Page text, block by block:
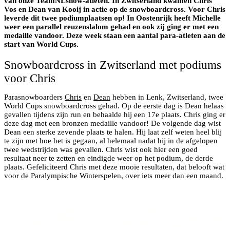
Vos en Dean van Kooij in actie op de snowboardcross. Voor Chris
leverde dit twee podiumplaatsen op! In Oostenrijk heeft Michelle
weer een parallel reuzenslalom gehad en ook zij ging er met een
medaille vandoor. Deze week staan een aantal para-atleten aan de
start van World Cups.
Snowboardcross in Zwitserland met podiums
voor Chris
Parasnowboarders Chris en Dean hebben in Lenk, Zwitserland, twee
World Cups snowboardcross gehad. Op de eerste dag is Dean helaas
gevallen tijdens zijn run en behaalde hij een 17e plaats. Chris ging er
deze dag met een bronzen medaille vandoor! De volgende dag wist
Dean een sterke zevende plaats te halen. Hij laat zelf weten heel blij
te zijn met hoe het is gegaan, al helemaal nadat hij in de afgelopen
twee wedstrijden was gevallen. Chris wist ook hier een goed
resultaat neer te zetten en eindigde weer op het podium, de derde
plaats. Gefeliciteerd Chris met deze mooie resultaten, dat belooft wat
voor de Paralympische Winterspelen, over iets meer dan een maand.